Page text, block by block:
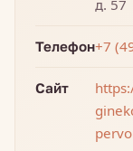
д. 57
Телефон+7
Сайт